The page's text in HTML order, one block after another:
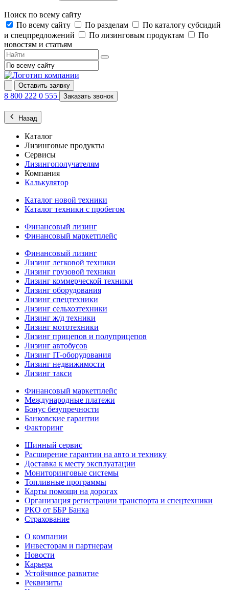
Поиск по всему сайту
По всему сайту
По разделам
По каталогу субсидий
и спецпредложений
По лизинговым продуктам
По
новостям и статьям
Оставить заявку
8 800 222 0 555 Заказать звонок
Назад
Каталог
Лизинговые продукты
Сервисы
Лизингополучателям
Компания
Калькулятор
Каталог новой техники
Каталог техники с пробегом
Финансовый лизинг
Финансовый маркетплейс
Финансовый лизинг
Лизинг легковой техники
Лизинг грузовой техники
Лизинг коммерческой техники
Лизинг оборудования
Лизинг спецтехники
Лизинг сельхозтехники
Лизинг ж/д техники
Лизинг мототехники
Лизинг прицепов и полуприцепов
Лизинг автобусов
Лизинг IT-оборудования
Лизинг недвижимости
Лизинг такси
Финансовый маркетплейс
Международные платежи
Бонус безупречности
Банковские гарантии
Факторинг
Шинный сервис
Расширение гарантии на авто и технику
Доставка к месту эксплуатации
Мониторинговые системы
Топливные программы
Карты помощи на дорогах
Организация регистрации транспорта и спецтехники
РКО от ББР Банка
Страхование
О компании
Инвесторам и партнерам
Новости
Карьера
Устойчивое развитие
Реквизиты